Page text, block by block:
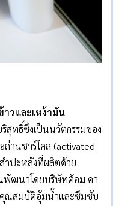
วและเหง้ามัน
สุทธิ์ซึ่งเป็นนวัตกรรมของ
านชาร์โคล (activated
ำปะหลังที่ผลิตด้วย
พัฒนาโดยบริษัทต้อม คา
คุณสมบัติอุ้มน้ำและซึมซับ